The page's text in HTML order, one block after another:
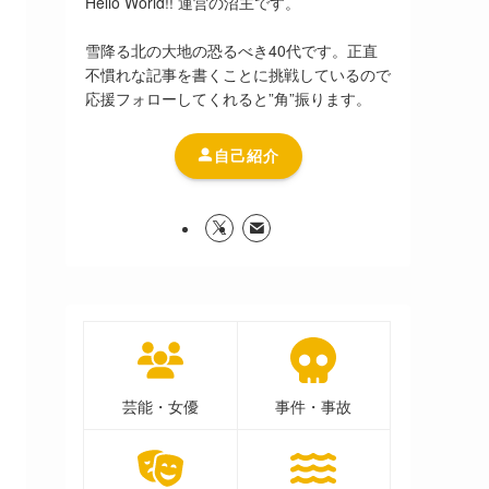
雪降る北の大地の恐るべき40代です。正直
不慣れな記事を書くことに挑戦しているので
応援フォローしてくれると”角”振ります。
自己紹介
芸能・女優 事件・事故